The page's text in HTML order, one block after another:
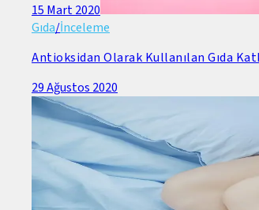
15 Mart 2020
Gıda/İnceleme
Antioksidan Olarak Kullanılan Gıda
29 Ağustos 2020